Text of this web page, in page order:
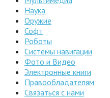
Наука
Оружие
Софт
Роботы
Системы навигации
Фото и Видео
Электронные книги
Правообладателям
Связаться с нами